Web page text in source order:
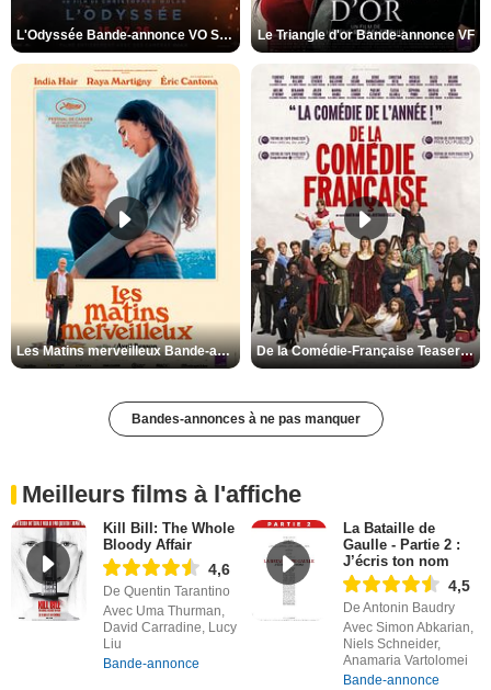
L'Odyssée Bande-annonce VO STFR Le Triangle d'or Bande-annonce VF
Les Matins merveilleux Bande-annonce VF De la Comédie-Française Teaser VF
Bandes-annonces à ne pas manquer
Meilleurs films à l'affiche
Kill Bill: The Whole
Bloody Affair
4,6
De Quentin Tarantino
Avec Uma Thurman,
David Carradine, Lucy
Liu
Bande-annonce
La Bataille de
Gaulle - Partie 2 :
J’écris ton nom
4,5
De Antonin Baudry
Avec Simon Abkarian,
Niels Schneider,
Anamaria Vartolomei
Bande-annonce